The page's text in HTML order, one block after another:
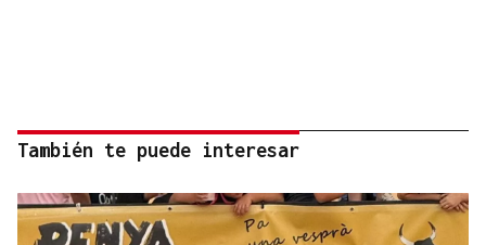
También te puede interesar